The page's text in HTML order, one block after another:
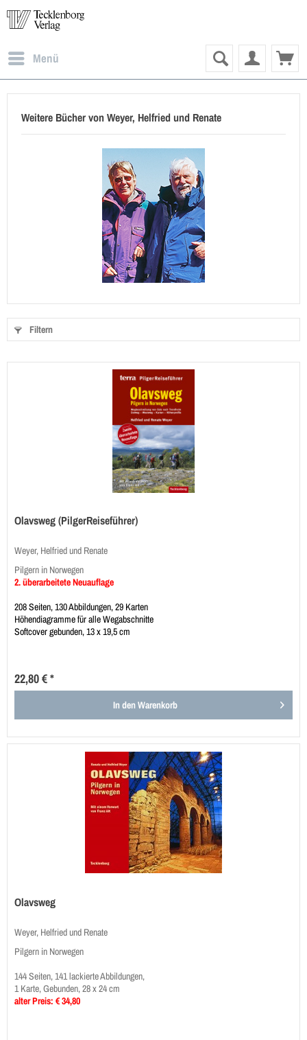
Menü
Weitere Bücher von Weyer, Helfried und Renate
Filtern
Olavsweg (PilgerReiseführer)
Weyer, Helfried und Renate
Pilgern in Norwegen
2. überarbeitete Neuauflage
208 Seiten, 130 Abbildungen, 29 Karten
Höhendiagramme für alle Wegabschnitte
Softcover gebunden, 13 x 19,5 cm
22,80 € *
In denWarenkorb
Olavsweg
Weyer, Helfried und Renate
Pilgern in Norwegen
144 Seiten, 141 lackierte Abbildungen,
1 Karte, Gebunden, 28 x 24 cm
alter Preis: € 34,80